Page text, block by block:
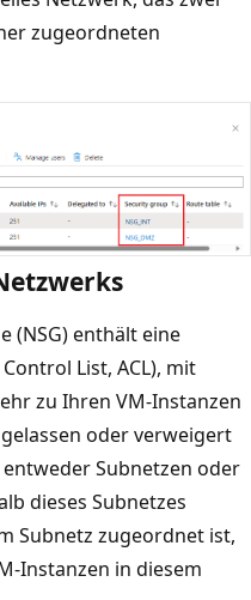
zugeordneten
(NSG) enthält eine
List, ACL), mit
zu Ihren VM-Instanzen
oder verweigert
Subnetzen oder
dieses Subnetzes
Subnetz zugeordnet ist,
Instanzen in diesem